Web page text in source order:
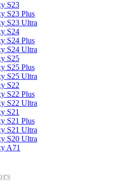
S23
S23 Plus
S23 Ultra
S24
S24 Plus
S24 Ultra
S25
S25 Plus
S25 Ultra
S22
S22 Plus
S22 Ultra
S21
S21 Plus
S21 Ultra
S20 Ultra
A71